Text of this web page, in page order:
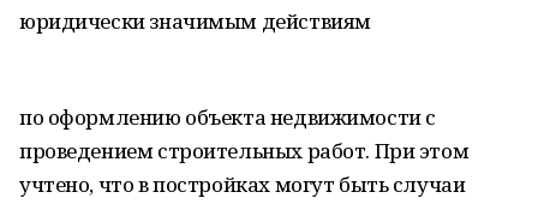
юридически значимым действиям
по оформлению объекта недвижимости с
проведением строительных работ. При этом
учтено, что в постройках могут быть случаи